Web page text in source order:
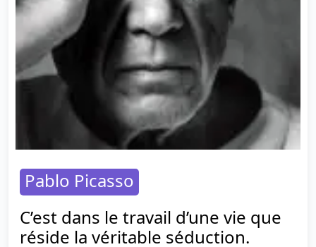
Pablo Picasso
C’est dans le travail d’une vie que
réside la véritable séduction.